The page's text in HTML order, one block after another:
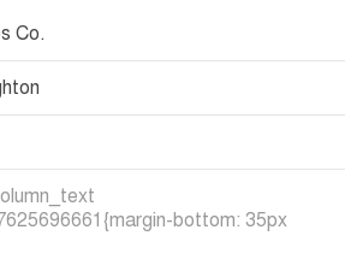
Co.
bottom: 35px